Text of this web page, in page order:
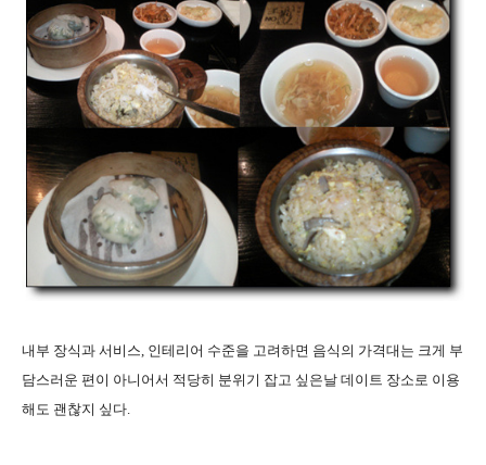
내부 장식과 서비스, 인테리어 수준을 고려하면 음식의 가격대는 크게 부
담스러운 편이 아니어서 적당히 분위기 잡고 싶은날 데이트 장소로 이용
해도 괜찮지 싶다.